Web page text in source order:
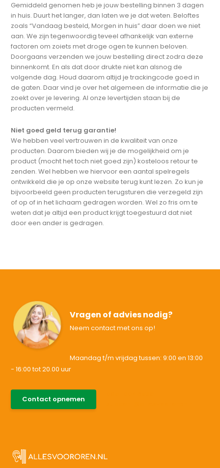
Gemiddeld genomen heb je jouw bestelling binnen 3 dagen
in huis. Duurt het langer, dan laten we je dat weten. Beloftes
zoals “Vandaag besteld, Morgen in huis” daar doen we niet
aan. We zijn tegenwoordig teveel afhankelijk van externe
factoren om zoiets met droge ogen te kunnen beloven.
Doorgaans verzenden we jouw bestelling direct zodra deze
binnenkomt. En als dat door drukte niet kan alsnog de
volgende dag. Houd daarom altijd je trackingcode goed in
de gaten. Daar vind je over het algemeen de informatie die je
zoekt over je levering. Al onze levertijden staan bij de
producten vermeld.
Niet goed geld terug garantie!
We hebben veel vertrouwen in de kwaliteit van onze
producten. Daarom bieden wij je de mogelijkheid om je
product (mocht het toch niet goed zijn) kosteloos retour te
zenden. Wel hebben we hiervoor een aantal spelregels
ontwikkeld die je op onze website terug kunt lezen. Zo kun je
bijvoorbeeld geen producten terugsturen die verzegeld zijn
of op of in het lichaam gedragen worden. Wel zo fris om te
weten dat je altijd een product krijgt toegestuurd dat niet
door een ander is gedragen.
Vragen of advies nodig?
Neem contact met ons op!
Maandag t/m vrijdag tussen: 9:00 en 13:00
- 16:00 tot 20.00 uur
Contact opnemen